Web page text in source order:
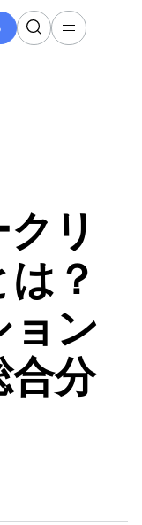
リ
？
ョン
合分